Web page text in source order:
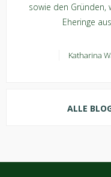
sowie den Gründen,
Eheringe
Katharina
ALLE